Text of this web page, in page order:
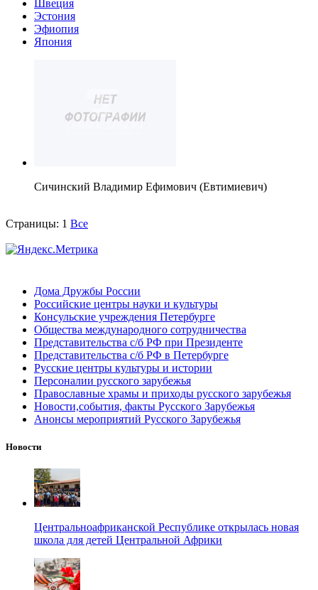
Швеция
Эстония
Эфиопия
Япония
Сичинский Владимир Ефимович (Евтимиевич)
Страницы: 1 Все
Дома Дружбы России
Российские центры науки и культуры
Консульские учреждения Петербурге
Общества международного сотрудничества
Представительства с/б РФ при Президенте
Представительства с/б РФ в Петербурге
Русские центры культуры и истории
Персоналии русского зарубежья
Православные храмы и приходы русского зарубежья
Новости,события, факты Русского Зарубежья
Анонсы мероприятий Русского Зарубежья
Новости
Центральноафриканской Республике открылась новая
школа для детей Центральной Африки